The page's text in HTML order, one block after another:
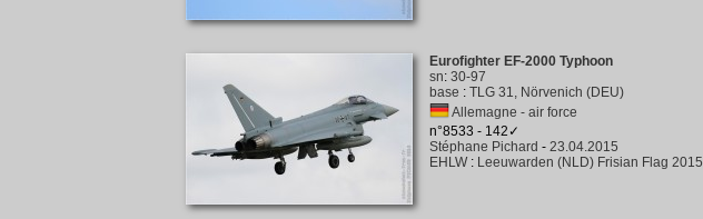
Eurofighter EF-2000 Typhoon
sn: 30-97
base : TLG 31, Nörvenich (DEU)
Allemagne - air force
n°8533 - 142✓
Stéphane Pichard - 23.04.2015
EHLW : Leeuwarden (NLD) Frisian Flag 2015